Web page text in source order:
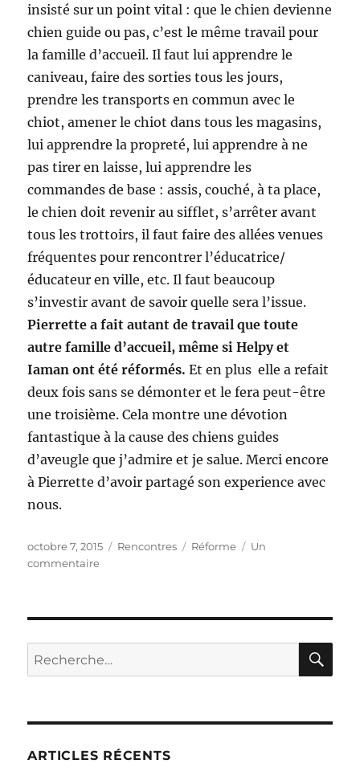
insisté sur un point vital : que le chien devienne
chien guide ou pas, c’est le même travail pour
la famille d’accueil. Il faut lui apprendre le
caniveau, faire des sorties tous les jours,
prendre les transports en commun avec le
chiot, amener le chiot dans tous les magasins,
lui apprendre la propreté, lui apprendre à ne
pas tirer en laisse, lui apprendre les
commandes de base : assis, couché, à ta place,
le chien doit revenir au sifflet, s’arrêter avant
tous les trottoirs, il faut faire des allées venues
fréquentes pour rencontrer l’éducatrice/
éducateur en ville, etc. Il faut beaucoup
s’investir avant de savoir quelle sera l’issue.
Pierrette a fait autant de travail que toute
autre famille d’accueil, même si Helpy et
Iaman ont été réformés.Et en plus elle a refait
deux fois sans se démonter et le fera peut-être
une troisième. Cela montre une dévotion
fantastique à la cause des chiens guides
d’aveugle que j’admire et je salue. Merci encore
à Pierrette d’avoir partagé son experience avec
nous.
Publié
le
octobre 7, 2015 Catégories
Rencontres Étiquettes
Réforme
Un
commentairesur
?
Recherche
pour :
ARTICLES RÉCENTS